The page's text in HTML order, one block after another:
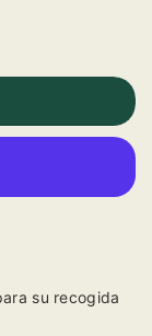
su recogida